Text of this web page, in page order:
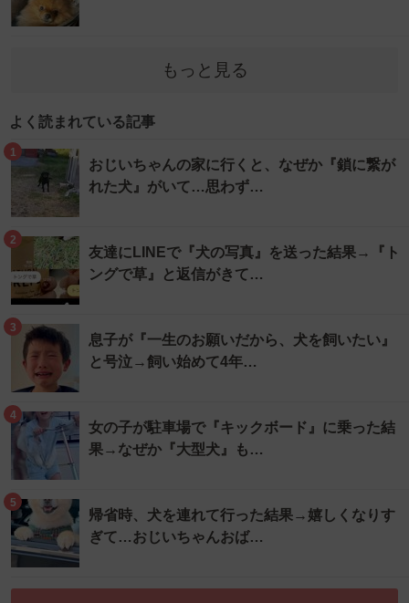
もっと見る
よく読まれている記事
1
おじいちゃんの家に行くと、なぜか『鎖に繋が
れた犬』がいて…思わず…
2
友達にLINEで『犬の写真』を送った結果→『ト
ングで草』と返信がきて…
3
息子が『一生のお願いだから、犬を飼いたい』
と号泣→飼い始めて4年…
4
女の子が駐車場で『キックボード』に乗った結
果→なぜか『大型犬』も…
5
帰省時、犬を連れて行った結果→嬉しくなりす
ぎて…おじいちゃんおば…